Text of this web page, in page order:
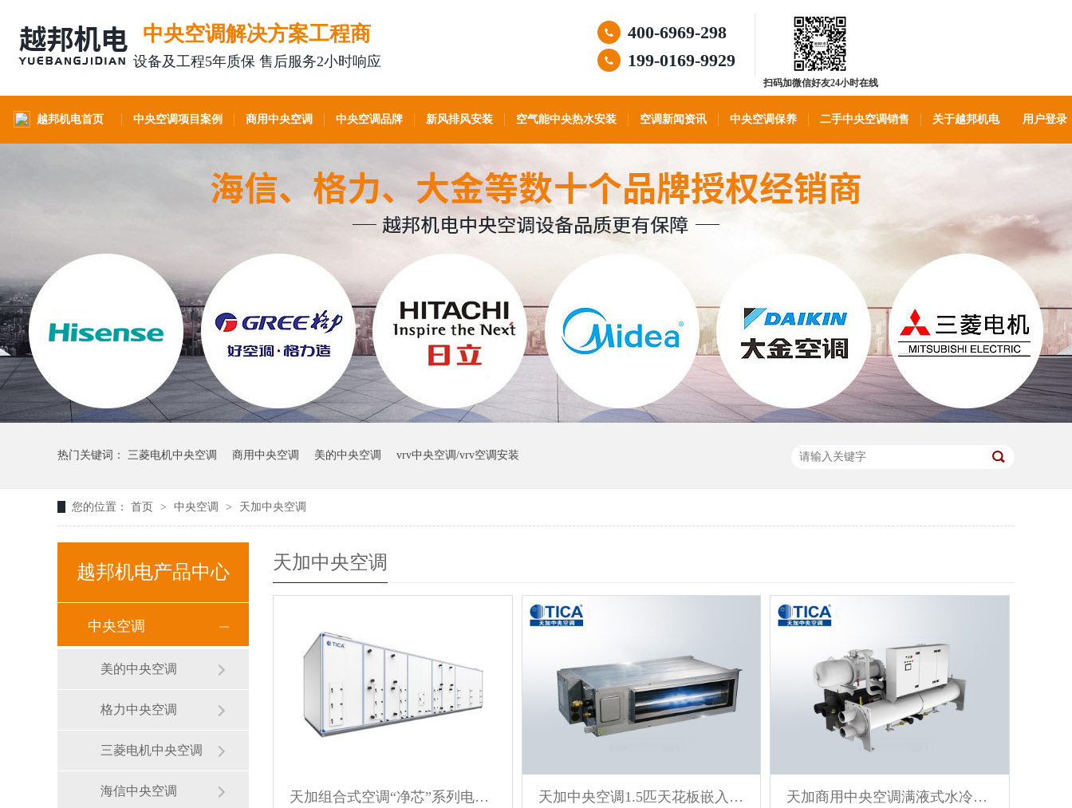
中央空调解决方案工程商
设备及工程5年质保 售后服务2小时响应
400-6969-298
199-0169-9929
扫码加微信好友24小时在线
越邦机电首页 中央空调项目案例 商用中央空调 中央空调品牌 新风排风安装 空气能中央热水安装 空调新闻资讯 中央空调保养 二手中央空调销售 关于越邦机电 用户登录
热门关键词： 三菱电机中央空调 商用中央空调 美的中央空调 vrv中央空调/vrv空调安装
您的位置： 首页 > 中央空调 > 天加中央空调
越邦机电产品中心
中央空调
美的中央空调
格力中央空调
三菱电机中央空调
海信中央空调
天加中央空调
天加组合式空调“净芯”系列电子厂洁净区使用 洁净型MAU大风量 天加中央空调1.5匹天花板嵌入式风管机室内机TMDN032AC-NS 天加商用中央空调满液式水冷螺杆冷（热）水机组 工程项目空调安装